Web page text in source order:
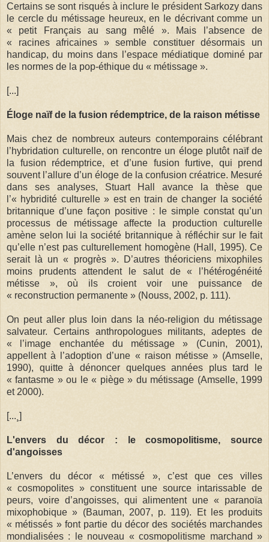
Certains se sont risqués à inclure le président Sarkozy dans
le cercle du métissage heureux, en le décrivant comme un
« petit Français au sang mêlé ». Mais l’absence de
« racines africaines » semble constituer désormais un
handicap, du moins dans l’espace médiatique dominé par
les normes de la pop-éthique du « métissage ».
[...]
Éloge naïf de la fusion rédemptrice, de la raison métisse
Mais chez de nombreux auteurs contemporains célébrant
l’hybridation culturelle, on rencontre un éloge plutôt naïf de
la fusion rédemptrice, et d’une fusion furtive, qui prend
souvent l’allure d’un éloge de la confusion créatrice. Mesuré
dans ses analyses, Stuart Hall avance la thèse que
l’« hybridité culturelle » est en train de changer la société
britannique d’une façon positive : le simple constat qu’un
processus de métissage affecte la production culturelle
amène selon lui la société britannique à réfléchir sur le fait
qu’elle n’est pas culturellement homogène (Hall, 1995). Ce
serait là un « progrès ». D’autres théoriciens mixophiles
moins prudents attendent le salut de « l’hétérogénéité
métisse », où ils croient voir une puissance de
« reconstruction permanente » (Nouss, 2002, p. 111).
On peut aller plus loin dans la néo-religion du métissage
salvateur. Certains anthropologues militants, adeptes de
« l’image enchantée du métissage » (Cunin, 2001),
appellent à l’adoption d’une « raison métisse » (Amselle,
1990), quitte à dénoncer quelques années plus tard le
« fantasme » ou le « piège » du métissage (Amselle, 1999
et 2000).
[...¸]
L'envers du décor : le cosmopolitisme, source
d'angoisses
L’envers du décor « métissé », c’est que ces villes
« cosmopolites » constituent une source intarissable de
peurs, voire d’angoisses, qui alimentent une « paranoïa
mixophobique » (Bauman, 2007, p. 119). Et les produits
« métissés » font partie du décor des sociétés marchandes
mondialisées : le nouveau « cosmopolitisme marchand »